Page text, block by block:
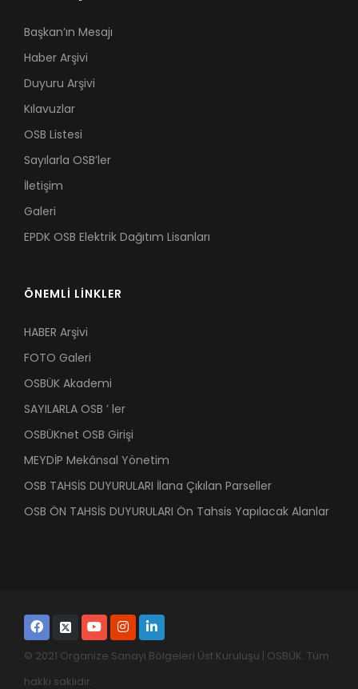
Başkan’ın Mesajı
Haber Arşivi
Duyuru Arşivi
Kılavuzlar
OSB Listesi
Sayılarla OSB’ler
İletişim
Galeri
EPDK OSB Elektrik Dağıtım Lisanları
ÖNEMLİ LİNKLER
HABER Arşivi
FOTO Galeri
OSBÜK Akademi
SAYILARLA OSB ’ ler
OSBÜKnet OSB Girişi
MEYDİP Mekânsal Yönetim
OSB TAHSİS DUYURULARI İlana Çıkılan Parseller
OSB ÖN TAHSİS DUYURULARI Ön Tahsis Yapılacak Alanlar
© 2021 Organize Sanayi Bölgeleri Üst Kuruluşu | OSBÜK. Tüm
hakkı saklıdır.